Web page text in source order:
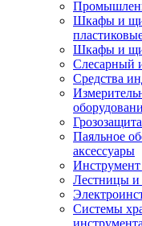
Шкафы и
Шкафы и
Слесарный
Средства
Паяльное
аксессуары
Инструмент
Лестницы и
Системы
инструмента